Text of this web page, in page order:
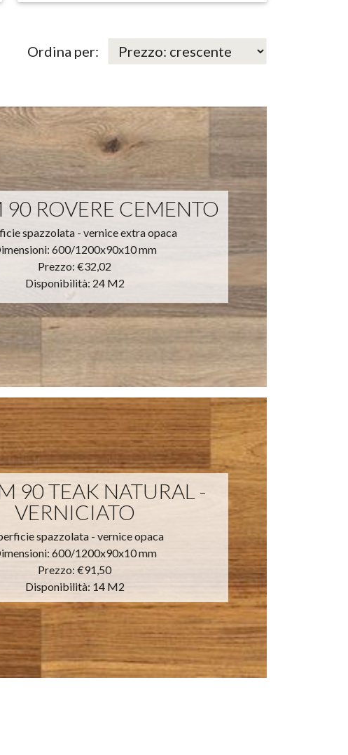
Ordina per:
90 ROVERE CEMENTO
spazzolata - vernice extra opaca
600/1200x90x10 mm
Prezzo:€32,02
Disponibilità: 24 M2
90 TEAK NATURAL -
VERNICIATO
spazzolata - vernice opaca
600/1200x90x10 mm
Prezzo:€91,50
Disponibilità: 14 M2